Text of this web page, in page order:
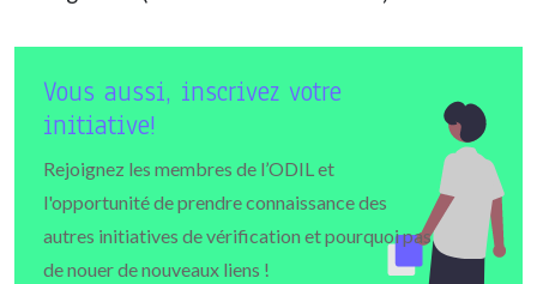
Vous aussi, inscrivez votre
initiative!
Rejoignez les membres de l’ODIL et
l'opportunité de prendre connaissance des
autres initiatives de vérification et pourquoi pas
de nouer de nouveaux liens !